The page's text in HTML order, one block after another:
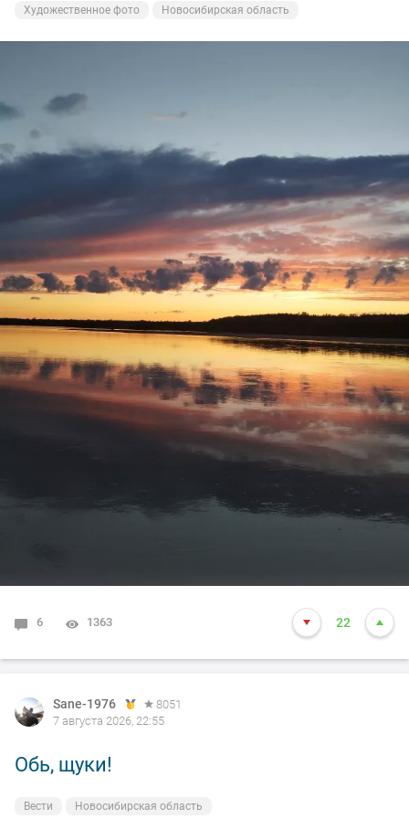
насладился,рыбу поймал,закат был волшебный!
Ну а вам Друзья желаю НХНЧ и чтобы от рыболовного
процесса вы получали только приятные впечатления!
С уважением Шнивовод!🤝
Художественное фото Новосибирская область
6 1363 22
Sane-1976
8051
7 августа 2026, 22:55
Обь, щуки!
Вести Новосибирская область